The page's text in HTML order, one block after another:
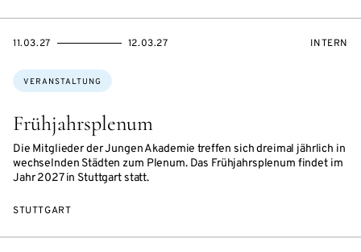
Frühjahrsplenum
Die Mitglieder der Jungen Akademie treffen sich dreimal jährlich in
wechselnden Städten zum Plenum. Das Frühjahrsplenum findet im
Jahr 2027 in Stuttgart statt.
Themen:
VERANSTALTUNG
EVENTBEGINSON
11.03.27
EVENTENDSON 12.03.27 INTERN
STUTTGART